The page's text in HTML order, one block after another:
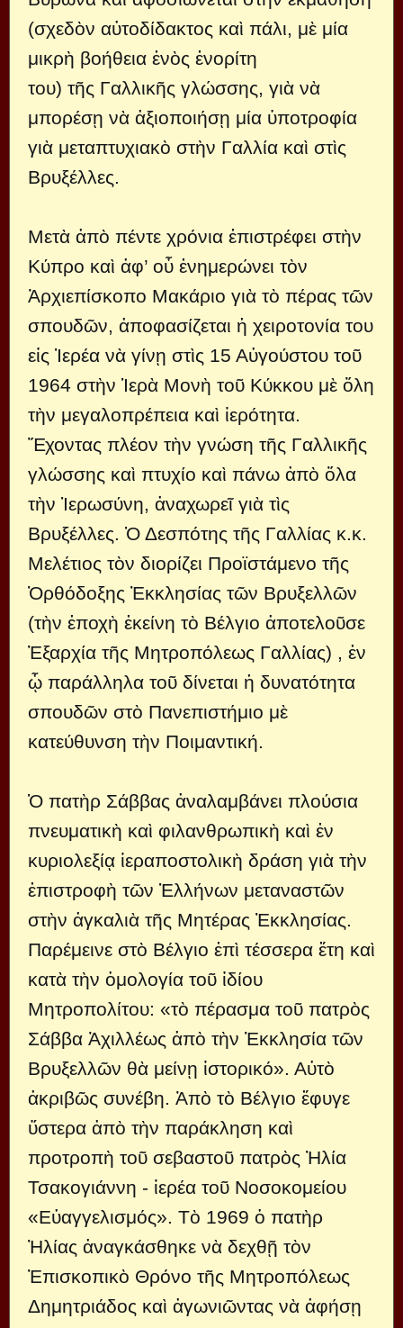
(σχεδὸν αὐτοδίδακτος καὶ πάλι, μὲ μία
μικρὴ βοήθεια ἑνὸς ἐνορίτη
του) τῆς Γαλλικῆς γλώσσης, γιὰ νὰ
μπορέσῃ νὰ ἀξιοποιήσῃ μία ὑποτροφία
γιὰ μεταπτυχιακὸ στὴν Γαλλία καὶ στὶς
Βρυξέλλες.
Μετὰ ἀπὸ πέντε χρόνια ἐπιστρέφει στὴν
Κύπρο καὶ ἀφ’ οὗ ἐνημερώνει τὸν
Ἀρχιεπίσκοπο Μακάριο γιὰ τὸ πέρας τῶν
σπουδῶν, ἀποφασίζεται ἡ χειροτονία του
εἰς Ἱερέα νὰ γίνῃ στὶς 15 Αὐγούστου τοῦ
1964 στὴν Ἱερὰ Μονὴ τοῦ Κύκκου μὲ ὅλη
τὴν μεγαλοπρέπεια καὶ ἱερότητα.
Ἔχοντας πλέον τὴν γνώση τῆς Γαλλικῆς
γλώσσης καὶ πτυχίο καὶ πάνω ἀπὸ ὅλα
τὴν Ἱερωσύνη, ἀναχωρεῖ γιὰ τὶς
Βρυξέλλες. Ὁ Δεσπότης τῆς Γαλλίας κ.κ.
Μελέτιος τὸν διορίζει Προϊστάμενο τῆς
Ὀρθόδοξης Ἐκκλησίας τῶν Βρυξελλῶν
(τὴν ἐποχὴ ἐκείνη τὸ Βέλγιο ἀποτελοῦσε
Ἐξαρχία τῆς Μητροπόλεως Γαλλίας) , ἐν
ᾧ παράλληλα τοῦ δίνεται ἡ δυνατότητα
σπουδῶν στὸ Πανεπιστήμιο μὲ
κατεύθυνση τὴν Ποιμαντική.
Ὁ πατὴρ Σάββας ἀναλαμβάνει πλούσια
πνευματικὴ καὶ φιλανθρωπικὴ καὶ ἐν
κυριολεξίᾳ ἱεραποστολικὴ δράση γιὰ τὴν
ἐπιστροφὴ τῶν Ἑλλήνων μεταναστῶν
στὴν ἀγκαλιὰ τῆς Μητέρας Ἐκκλησίας.
Παρέμεινε στὸ Βέλγιο ἐπὶ τέσσερα ἔτη καὶ
κατὰ τὴν ὁμολογία τοῦ ἰδίου
Μητροπολίτου: «τὸ πέρασμα τοῦ πατρὸς
Σάββα Ἀχιλλέως ἀπὸ τὴν Ἐκκλησία τῶν
Βρυξελλῶν θὰ μείνῃ ἱστορικό». Αὐτὸ
ἀκριβῶς συνέβη. Ἀπὸ τὸ Βέλγιο ἔφυγε
ὕστερα ἀπὸ τὴν παράκληση καὶ
προτροπὴ τοῦ σεβαστοῦ πατρὸς Ἠλία
Τσακογιάννη - ἱερέα τοῦ Νοσοκομείου
«Εὐαγγελισμός». Τὸ 1969 ὁ πατὴρ
Ἠλίας ἀναγκάσθηκε νὰ δεχθῇ τὸν
Ἐπισκοπικὸ Θρόνο τῆς Μητροπόλεως
Δημητριάδος καὶ ἀγωνιῶντας νὰ ἀφήσῃ